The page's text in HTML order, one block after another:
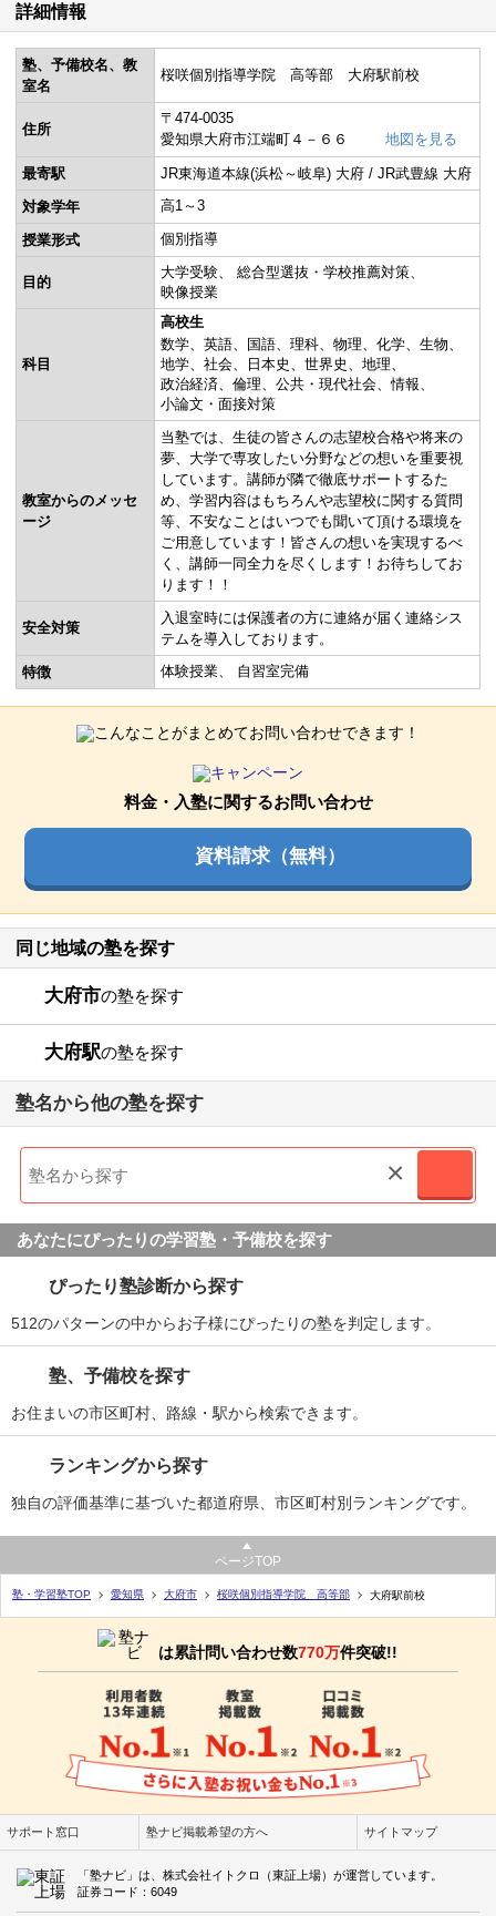
詳細情報
塾、予備校名、教
室名
桜咲個別指導学院 高等部 大府駅前校
住所
〒474-0035
愛知県大府市江端町４－６６
地図を見る
最寄駅
JR東海道本線(浜松～岐阜) 大府 / JR武豊線 大府
対象学年
高1～3
授業形式 個別指導
目的
大学受験
総合型選抜・学校推薦対策
映像授業
科目
高校生
数学
英語 国語 理科 物理 化学
生物
地学
社会 日本史 世界史
地理
政治経済
倫理 公共・現代社会
情報
小論文・面接対策
教室からのメッセ
ージ
当塾では、生徒の皆さんの志望校合格や将来の
夢、大学で専攻したい分野などの想いを重要視
しています。講師が隣で徹底サポートするた
め、学習内容はもちろんや志望校に関する質問
等、不安なことはいつでも聞いて頂ける環境を
ご用意しています！皆さんの想いを実現するべ
く、講師一同全力を尽くします！お待ちしてお
ります！！
安全対策
入退室時には保護者の方に連絡が届く連絡シス
テムを導入しております。
特徴
体験授業 自習室完備
料金・入塾に関するお問い合わせ
資料請求（無料）
同じ地域の塾を探す
大府市の塾を探す
大府駅の塾を探す
塾名から他の塾を探す
×
あなたにぴったりの学習塾・予備校を探す
ぴったり塾診断から探す
512のパターンの中からお子様にぴったりの塾を判定します。
塾、予備校を探す
お住まいの市区町村、路線・駅から検索できます。
ランキングから探す
独自の評価基準に基づいた都道府県、市区町村別ランキングです。
ページTOP
塾・学習塾TOP 愛知県 大府市 桜咲個別指導学院 高等部 大府駅前校
は累計問い合わせ数770万件突破!!
サポート窓口 塾ナビ掲載希望の方へ サイトマップ
「塾ナビ」は、株式会社イトクロ（東証上場）が運営しています。
証券コード：6049